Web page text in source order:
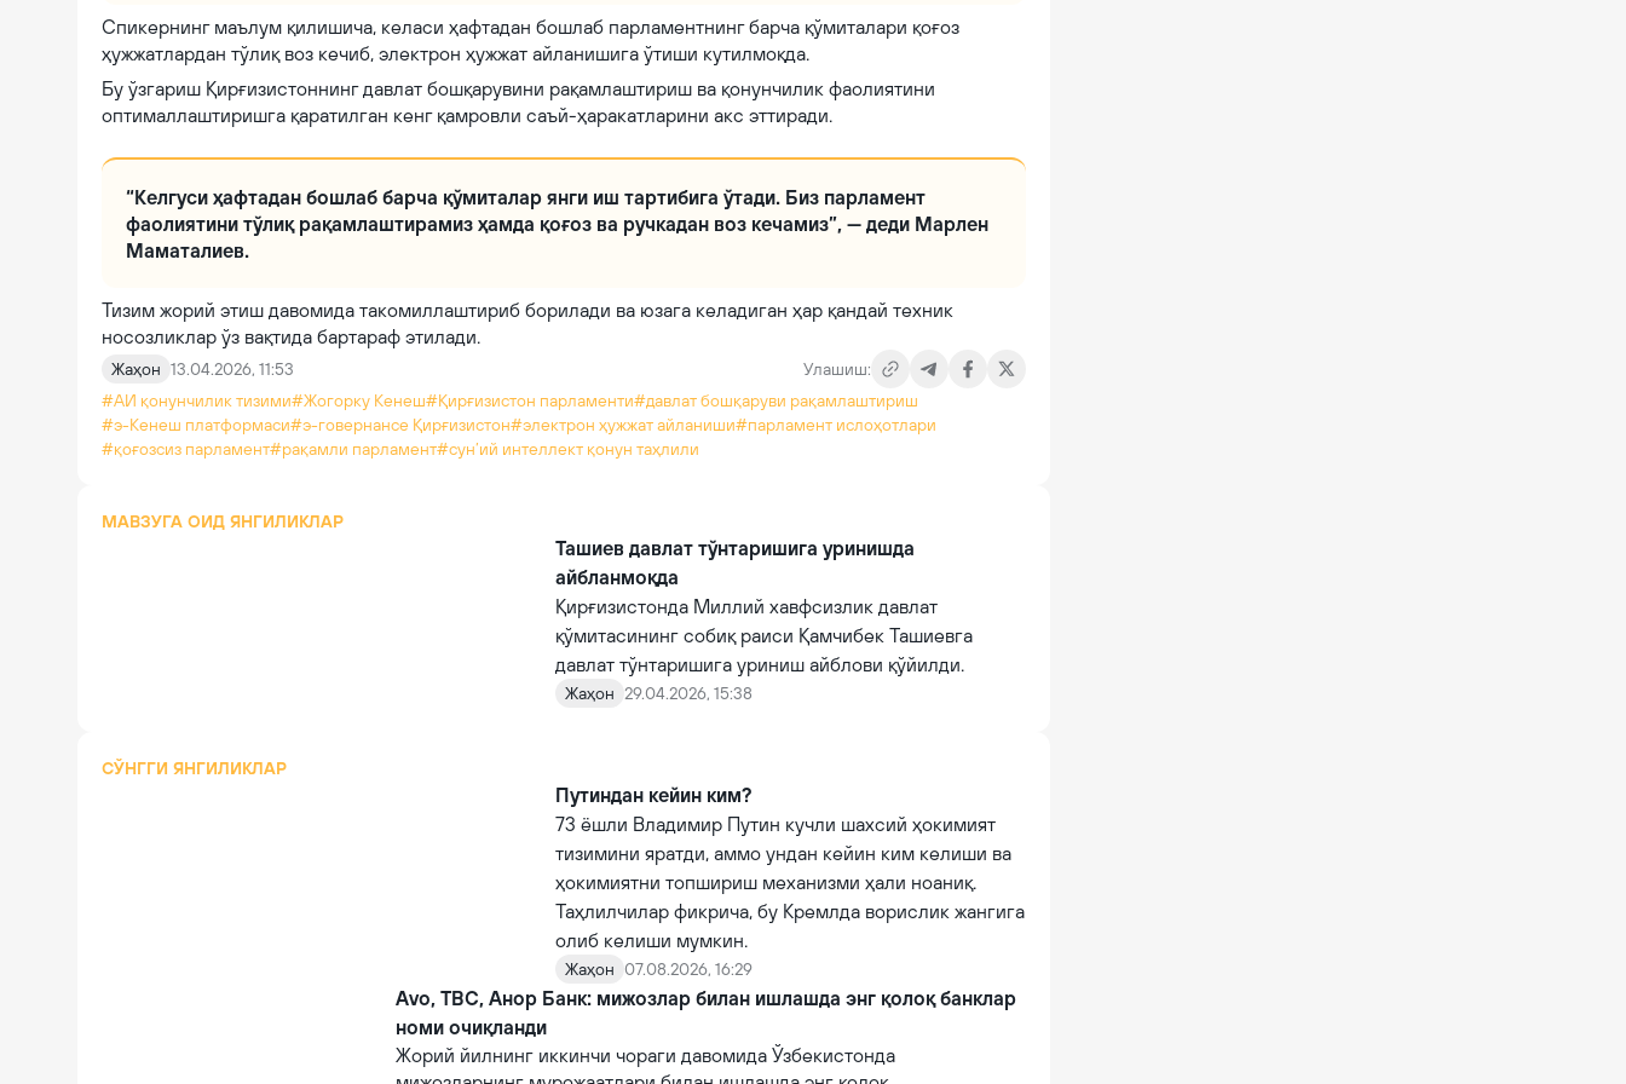
Спикернинг маълум қилишича, келаси ҳафтадан бошлаб парламентнинг барча қўмиталари қоғоз
ҳужжатлардан тўлиқ воз кечиб, электрон ҳужжат айланишига ўтиши кутилмоқда.
Бу ўзгариш Қирғизистоннинг давлат бошқарувини рақамлаштириш ва қонунчилик фаолиятини
оптималлаштиришга қаратилган кенг қамровли саъй-ҳаракатларини акс эттиради.
“Келгуси ҳафтадан бошлаб барча қўмиталар янги иш тартибига ўтади. Биз парламент
фаолиятини тўлиқ рақамлаштирамиз ҳамда қоғоз ва ручкадан воз кечамиз”, — деди Марлен
Маматалиев.
Тизим жорий этиш давомида такомиллаштириб борилади ва юзага келадиган ҳар қандай техник
носозликлар ўз вақтида бартараф этилади.
Жаҳон 13.04.2026, 11:53
Улашиш:
#АИ қонунчилик тизими#Жогорку Кенеш#Қирғизистон парламенти#давлат бошқаруви рақамлаштириш
#э-Кенеш платформаси#э-говернанcе Қирғизистон#электрон ҳужжат айланиши#парламент ислоҳотлари
#қоғозсиз парламент#рақамли парламент#сун’ий интеллект қонун таҳлили
МАВЗУГА ОИД ЯНГИЛИКЛАР
Ташиев давлат тўнтаришига уринишда
айбланмоқда
Қирғизистонда Миллий хавфсизлик давлат
қўмитасининг собиқ раиси Қамчибек Ташиевга
давлат тўнтаришига уриниш айблови қўйилди.
Жаҳон 29.04.2026, 15:38
СЎНГГИ ЯНГИЛИКЛАР
Путиндан кейин ким?
73 ёшли Владимир Путин кучли шахсий ҳокимият
тизимини яратди, аммо ундан кейин ким келиши ва
ҳокимиятни топшириш механизми ҳали ноаниқ.
Таҳлилчилар фикрича, бу Кремлда ворислик жангига
олиб келиши мумкин.
Жаҳон 07.08.2026, 16:29
Avo, TBC, Анор Банк: мижозлар билан ишлашда энг қолоқ банклар
номи очиқланди
Жорий йилнинг иккинчи чораги давомида Ўзбекистонда